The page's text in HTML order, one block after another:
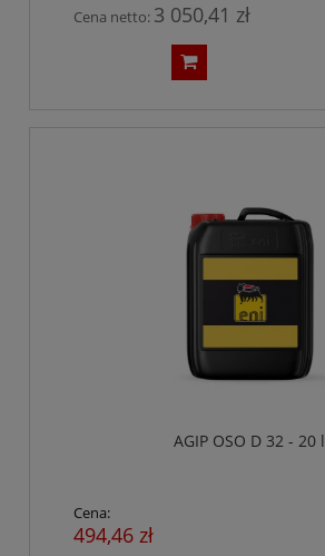
Cena netto: 3 050,41 zł
AGIP OSO D 32 - 20 l
Cena:
494,46 zł